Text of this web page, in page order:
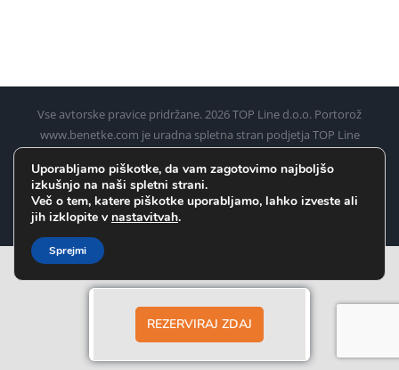
Vse avtorske pravice pridržane.2026 TOP Line d.o.o. Portorož
www.benetke.com je uradna spletna stran podjetja TOP Line
Poreča, Rovinja in Pulja (Pule) do Benetk
FacebookInstagramWhatsApp
REZERVIRAJ ZDAJ
Uporabljamo piškotke, da vam zagotovimo najboljšo
izkušnjo na naši spletni strani.
Več o tem, katere piškotke uporabljamo, lahko izveste ali
jih izklopite v nastavitvah.
Sprejmi